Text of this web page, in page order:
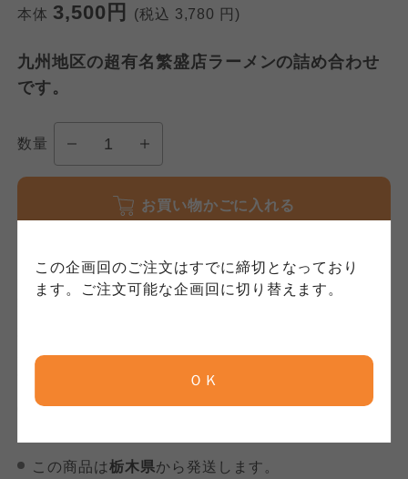
この企画回のご注文はすでに締切となっており
ます。ご注文可能な企画回に切り替えます。
ＯＫ
本体 3,500円 (税込 3,780 円)
九州地区の超有名繁盛店ラーメンの詰め合わせ
です。
数量
お買い物かごに入れる
注文締切日
期間指定はできません。日付の指定をお願いしま
この商品は栃木県から発送します。
ご利用約款（ご利用規約・ご利
このサイトは7つの生協から業務委託を受けて、
身が加入されている生協が定める利用約款をご
確認のうえ、ご利用ください。なお、クチコミ
投稿については、利用約款の細則として規定さ
れています。
コープしが
ならコープ
コープきんき事業連合が運営しています。お預
かりしている個人情報については、コープ事業
にもどづいて、コープ事業連合が適切に管理を
おこなっています。
コープ事業連合、ならびに各生協の「個人情報
クしてご確認ください。
コープしが
ならコープ
おおさかパルコープ
特定商取引法に基づく表記につ
このサイトは7つの生協から業務委託を受けて、
責任者は、それぞれご利用の生協となります。
各生協の「特定商取引法に基づく表記につい
て」については各生協のボタンをクリックして
ご確認ください。
コープしが
ならコープ